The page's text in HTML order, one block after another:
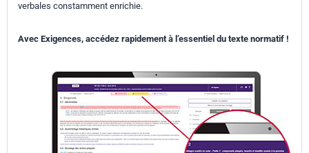
verbales constamment enrichie.
Avec Exigences, accédez rapidement à l’essentiel du texte normatif !